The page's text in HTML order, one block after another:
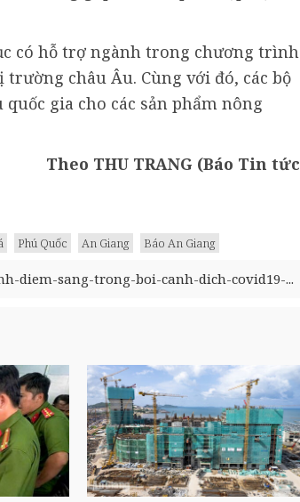
có hỗ trợ ngành trong chương trình
châu Âu. Cùng với đó, các bộ
gia cho các sản phẩm nông
Theo THU TRANG (Báo Tin
Phú Quốc An Giang Báo An Giang
diem-sang-trong-boi-canh-dich-covid19-...